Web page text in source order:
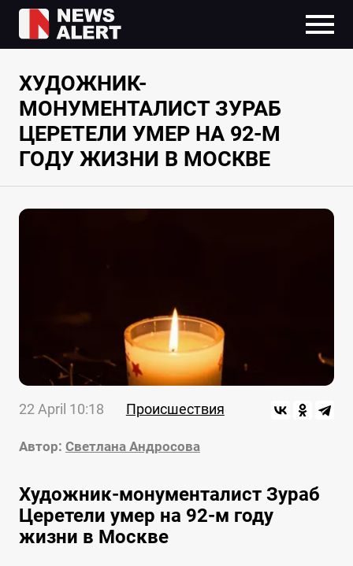
ХУДОЖНИК-
МОНУМЕНТАЛИСТ ЗУРАБ
ЦЕРЕТЕЛИ УМЕР НА 92-М
ГОДУ ЖИЗНИ В МОСКВЕ
22 April 10:18 Происшествия
Автор: Светлана Андросова
Художник-монументалист Зураб
Церетели умер на 92-м году
жизни в Москве